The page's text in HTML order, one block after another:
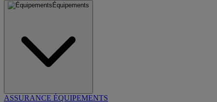
Équipements
ASSURANCE ÉQUIPEMENTS